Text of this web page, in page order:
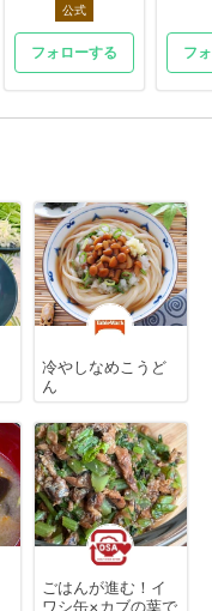
公式
フォローする フ
冷やしなめこうど
ん
ごはんが進む！イ
ワシ缶×カブの葉で